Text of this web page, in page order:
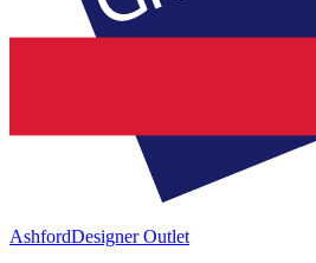
AshfordDesigner Outlet